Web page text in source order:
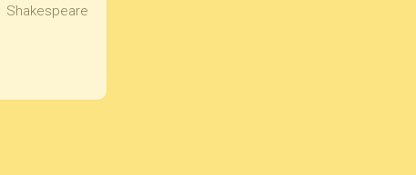
Shakespeare